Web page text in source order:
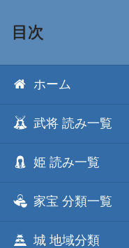
目次
ホーム
武将 読み一覧
姫 読み一覧
家宝 分類一覧
城 地域分類